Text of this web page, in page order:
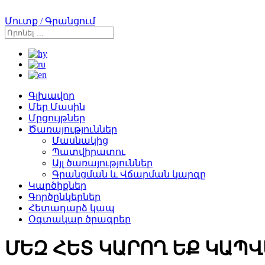
Մուտք / Գրանցում
Գլխավոր
Մեր Մասին
Մրցույթներ
Ծառայություններ
Մասնակից
Պատվիրատու
Այլ ծառայություններ
Գրանցման և Վճարման կարգը
Կարծիքներ
Գործընկերներ
Հետադարձ կապ
Օգտակար ծրագրեր
ՄԵԶ ՀԵՏ ԿԱՐՈՂ ԵՔ